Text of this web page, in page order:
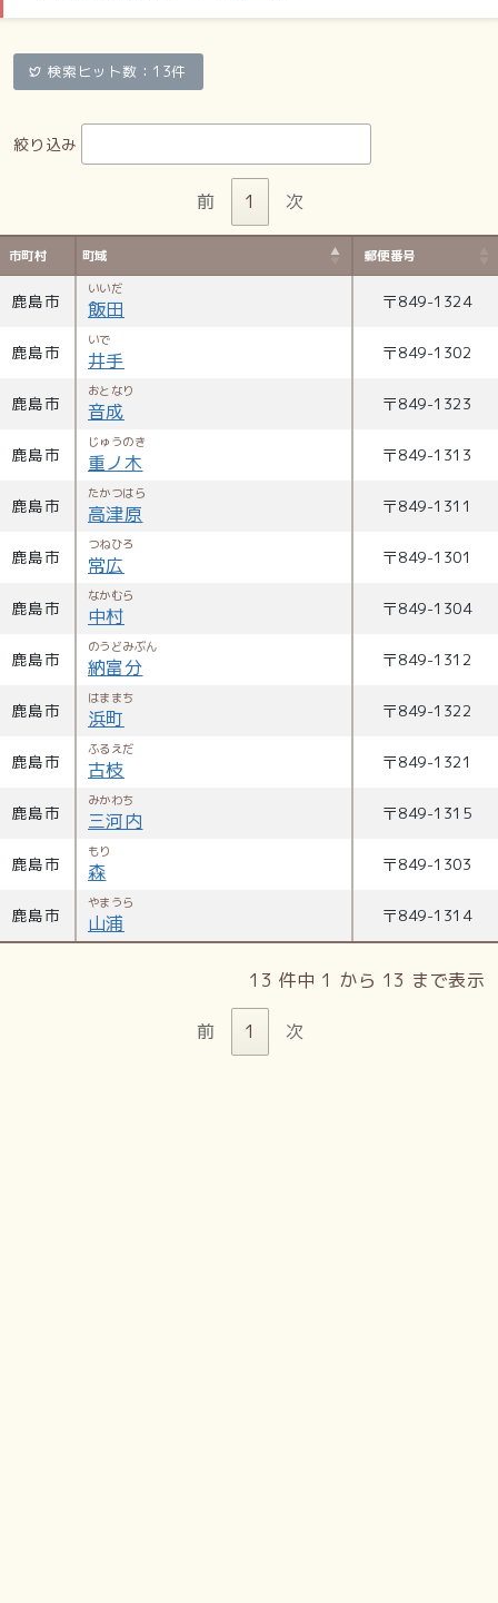
検索ヒット数：13件
絞り込み
前 1 次
市町村 町域 郵便番号
鹿島市
いいだ
飯田 〒849-1324
鹿島市
いで
井手 〒849-1302
鹿島市
おとなり
音成 〒849-1323
鹿島市
じゅうのき
重ノ木 〒849-1313
鹿島市
たかつはら
高津原 〒849-1311
鹿島市
つねひろ
常広 〒849-1301
鹿島市
なかむら
中村 〒849-1304
鹿島市
のうどみぶん
納富分 〒849-1312
鹿島市
はままち
浜町 〒849-1322
鹿島市
ふるえだ
古枝 〒849-1321
鹿島市
みかわち
三河内 〒849-1315
鹿島市
もり
森 〒849-1303
鹿島市
やまうら
山浦 〒849-1314
13 件中 1 から 13 まで表示
前 1 次